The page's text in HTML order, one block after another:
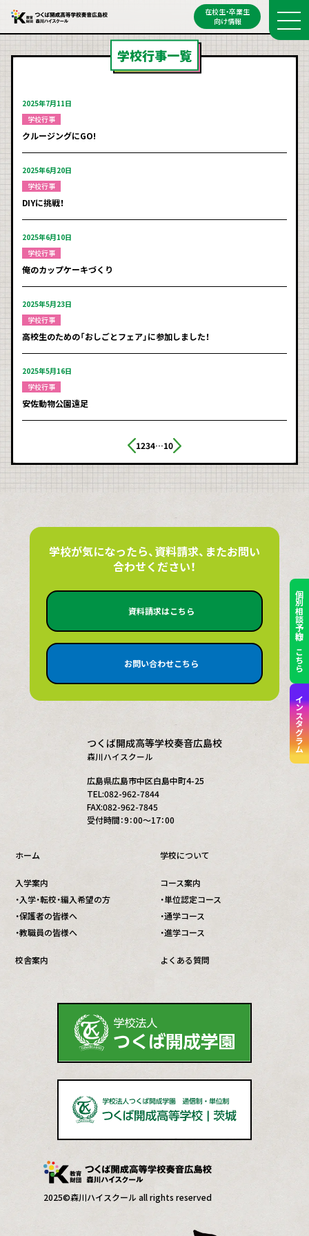
在校生・卒業生
向け情報
個別相談予約はこちら
インスタグラム
学校行事一覧
2025年7月11日
学校行事
クルージングにGO!
2025年6月20日
学校行事
DIYに挑戦！
2025年6月10日
学校行事
俺のカップケーキづくり
2025年5月23日
学校行事
高校生のための「おしごとフェア」に参加しました！
2025年5月16日
学校行事
安佐動物公園遠足
投
稿
ジ
1234…10
学校が気になったら、資料請求、またお問い
合わせください！
資料請求はこちら
お問い合わせこちら
つくば開成高等学校奏音広島校
森川ハイスクール
広島県広島市中区白島中町4-25
TEL:082-962-7844
FAX:082-962-7845
受付時間：9：00～17：00
ホーム 学校について
入学案内
・入学・転校・編入希望の方
・保護者の皆様へ
・教職員の皆様へ
コース案内
・単位認定コース
・通学コース
・進学コース
校舎案内 よくある質問
2025©森川ハイスクール all rights reserved